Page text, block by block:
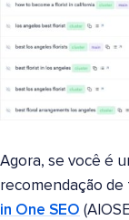
Agora, se você é
recomendação
in One SEO